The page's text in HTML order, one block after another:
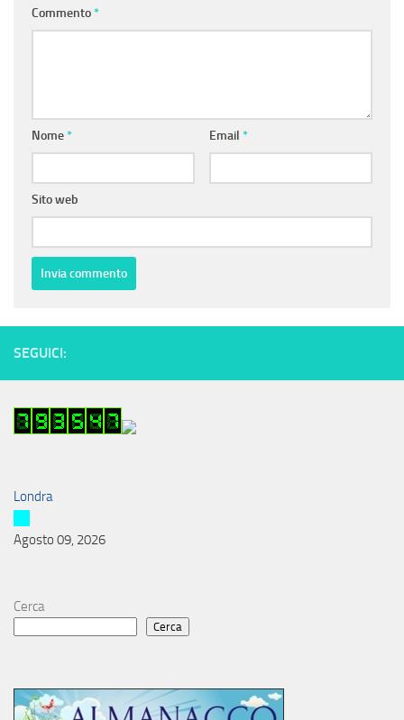
Commento*
Nome* Email *
Sito web
SEGUICI:
Londra
Agosto 09, 2026
Cerca
Cerca